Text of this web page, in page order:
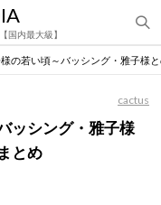
国内最大級】
の若い頃～バッシング・雅子様
cactus
ッシング・雅子様
とめ